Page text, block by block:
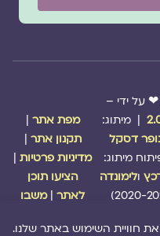
ידי –
| מיתוג:
דסקל
ולימונדה
מפת אתר|
תקנון אתר|
מדיניות פרטיות|
הציעו תוכן
לאתר| משבו